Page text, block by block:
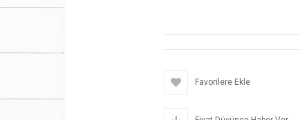
Favorilere Ekle